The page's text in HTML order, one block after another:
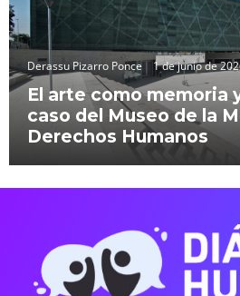
Derassu Pizarro Ponce 1 de junio de
El arte como memoria
caso del Museo de la
Derechos Humanos